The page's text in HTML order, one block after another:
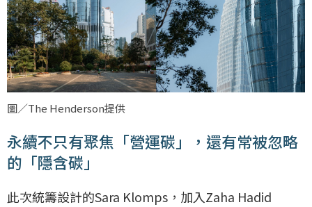
圖／The Henderson提供
永續不只有聚焦「營運碳」，還有常被忽略
的「隱含碳」
此次統籌設計的Sara Klomps，加入Zaha Hadid